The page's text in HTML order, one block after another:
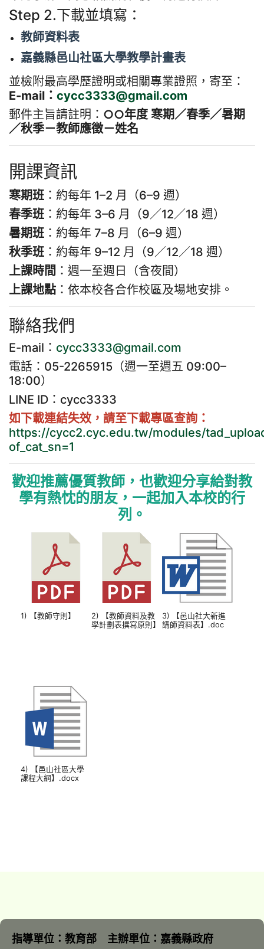
Step 2.下載並填寫：
教師資料表
嘉義縣邑山社區大學教學計畫表
並檢附最高學歷證明或相關專業證照，寄至：
E-mail： cycc3333@gmail.com
郵件主旨請註明： ○○年度 寒期／春季／暑期
／秋季－教師應徵－姓名
開課資訊
寒期班 ：約每年 1–2 月（6–9 週）
春季班 ：約每年 3–6 月（9／12／18 週）
暑期班 ：約每年 7–8 月（6–9 週）
秋季班 ：約每年 9–12 月（9／12／18 週）
上課時間 ：週一至週日（含夜間）
上課地點 ：依本校各合作校區及場地安排。
聯絡我們
E-mail： cycc3333@gmail.com
電話：05-2265915（週一至週五 09:00–
18:00）
LINE ID：cycc3333
如下載連結失效，請至下載專區查詢：
https://cycc2.cyc.edu.tw/modules/
of_cat_sn=1
歡迎推薦優質教師，也歡迎分享給對教
學有熱忱的朋友，一起加入本校的行
列。
1) 【教師守則】
2) 【教師資料及教
學計劃表撰寫原則】
3) 【邑山社大新進
講師資料表】.doc
4) 【邑山社區大學
課程大綱】.docx
指導單位：教育部 主辦單位：嘉義縣政府